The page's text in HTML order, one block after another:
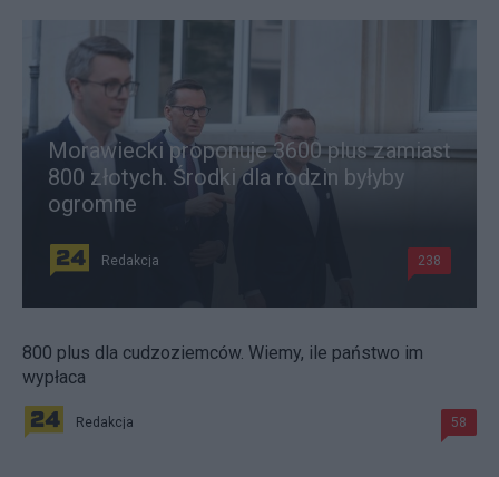
Morawiecki proponuje 3600 plus zamiast
800 złotych. Środki dla rodzin byłyby
ogromne
Redakcja 238
800 plus dla cudzoziemców. Wiemy, ile państwo im
wypłaca
Redakcja 58